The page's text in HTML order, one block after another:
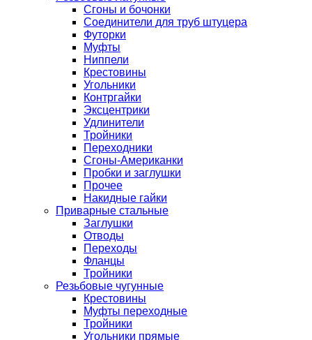
Сгоны и бочонки
Соединители для труб штуцера
Футорки
Муфты
Ниппели
Крестовины
Угольники
Контргайки
Эксцентрики
Удлинители
Тройники
Переходники
Сгоны-Американки
Пробки и заглушки
Прочее
Накидные гайки
Приварные стальные
Заглушки
Отводы
Переходы
Фланцы
Тройники
Резьбовые чугунные
Крестовины
Муфты переходные
Тройники
Угольники прямые